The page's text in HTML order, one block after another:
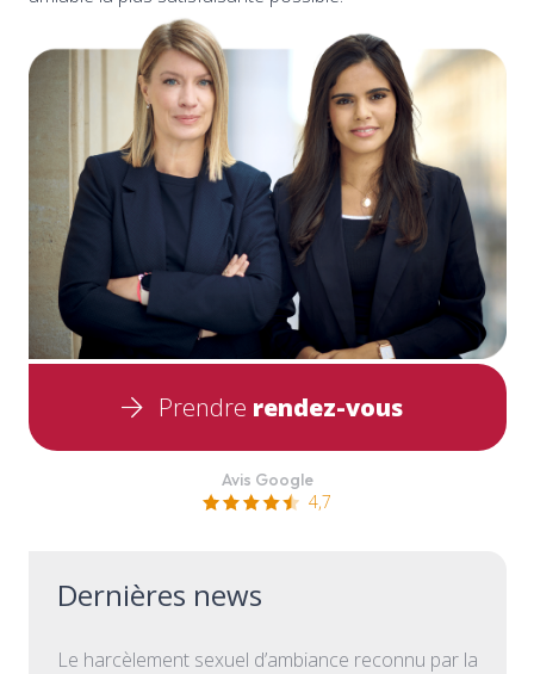
Prendre rendez-vous
Avis Google
4,7
Dernières news
Le harcèlement sexuel d’ambiance reconnu par la